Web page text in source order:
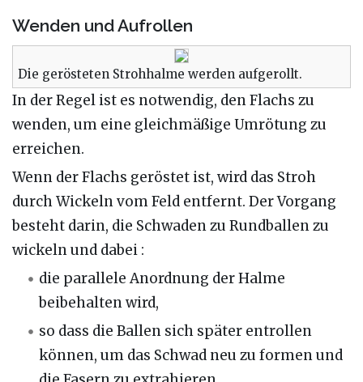
Wenden und Aufrollen
Die gerösteten Strohhalme werden aufgerollt.
In der Regel ist es notwendig, den Flachs zu
wenden, um eine gleichmäßige Umrötung zu
erreichen.
Wenn der Flachs geröstet ist, wird das Stroh
durch Wickeln vom Feld entfernt. Der Vorgang
besteht darin, die Schwaden zu Rundballen zu
wickeln und dabei :
die parallele Anordnung der Halme
beibehalten wird,
so dass die Ballen sich später entrollen
können, um das Schwad neu zu formen und